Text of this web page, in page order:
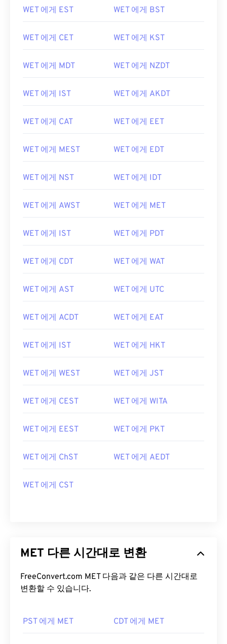
WET 에게 EST WET 에게 BST
WET 에게 CET WET 에게 KST
WET 에게 MDT WET 에게 NZDT
WET 에게 IST WET 에게 AKDT
WET 에게 CAT WET 에게 EET
WET 에게 MEST WET 에게 EDT
WET 에게 NST WET 에게 IDT
WET 에게 AWST WET 에게 MET
WET 에게 IST WET 에게 PDT
WET 에게 CDT WET 에게 WAT
WET 에게 AST WET 에게 UTC
WET 에게 ACDT WET 에게 EAT
WET 에게 IST WET 에게 HKT
WET 에게 WEST WET 에게 JST
WET 에게 CEST WET 에게 WITA
WET 에게 EEST WET 에게 PKT
WET 에게 ChST WET 에게 AEDT
WET 에게 CST
MET 다른 시간대로 변환
FreeConvert.com MET 다음과 같은 다른 시간대로
변환할 수 있습니다.
PST 에게 MET CDT 에게 MET